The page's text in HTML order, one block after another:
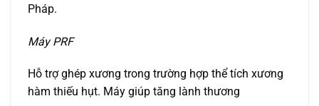
Pháp.
Máy PRF
Hỗ trợ ghép xương trong trường hợp thể tích xương
hàm thiếu hụt. Máy giúp tăng lành thương